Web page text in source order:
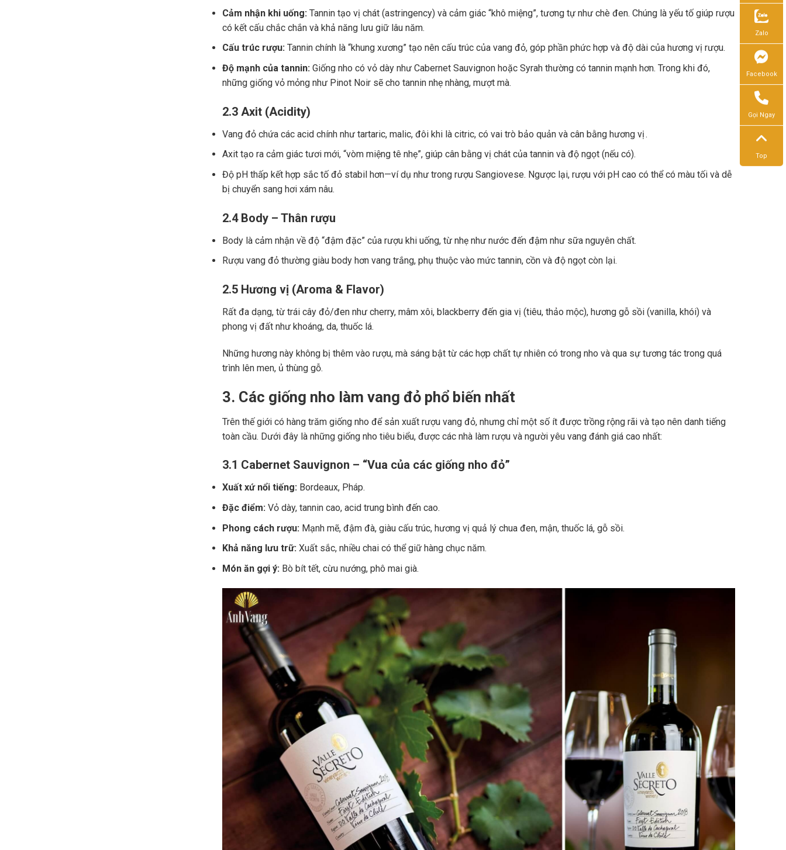
Cảm nhận khi uống:Tannin tạo vị chát (astringency) và cảm giác “khô miệng”, tương tự như chè đen. Chúng là yếu tố giúp rượu
có kết cấu chắc chắn và khả năng lưu giữ lâu năm.
Cấu trúc rượu:Tannin chính là “khung xương” tạo nên cấu trúc của vang đỏ, góp phần phức hợp và độ dài của hương vị rượu.
Độ mạnh của tannin:Giống nho có vỏ dày như Cabernet Sauvignon hoặc Syrah thường có tannin mạnh hơn. Trong khi đó,
những giống vỏ mỏng như Pinot Noir sẽ cho tannin nhẹ nhàng, mượt mà.
2.3 Axit (Acidity)
Vang đỏ chứa các acid chính như tartaric, malic, đôi khi là citric, có vai trò bảo quản và cân bằng hương vị .
Axit tạo ra cảm giác tươi mới, “vòm miệng tê nhẹ”, giúp cân bằng vị chát của tannin và độ ngọt (nếu có).
Độ pH thấp kết hợp sắc tố đỏ stabil hơn—ví dụ như trong rượu Sangiovese. Ngược lại, rượu với pH cao có thể có màu tối và dễ
bị chuyển sang hơi xám nâu.
2.4 Body – Thân rượu
Body là cảm nhận về độ “đậm đặc” của rượu khi uống, từ nhẹ như nước đến đậm như sữa nguyên chất.
Rượu vang đỏ thường giàu body hơn vang trắng, phụ thuộc vào mức tannin, cồn và độ ngọt còn lại.
2.5 Hương vị (Aroma & Flavor)
Rất đa dạng, từ trái cây đỏ/đen như cherry, mâm xôi, blackberry đến gia vị (tiêu, thảo mộc), hương gỗ sồi (vanilla, khói) và
phong vị đất như khoáng, da, thuốc lá.
Những hương này không bị thêm vào rượu, mà sáng bật từ các hợp chất tự nhiên có trong nho và qua sự tương tác trong quá
trình lên men, ủ thùng gỗ.
3. Các giống nho làm vang đỏ phổ biến nhất
Trên thế giới có hàng trăm giống nho để sản xuất rượu vang đỏ, nhưng chỉ một số ít được trồng rộng rãi và tạo nên danh tiếng
toàn cầu. Dưới đây là những giống nho tiêu biểu, được các nhà làm rượu và người yêu vang đánh giá cao nhất:
3.1 Cabernet Sauvignon – “Vua của các giống nho đỏ”
Xuất xứ nổi tiếng:Bordeaux, Pháp.
Đặc điểm:Vỏ dày, tannin cao, acid trung bình đến cao.
Phong cách rượu: Mạnh mẽ, đậm đà, giàu cấu trúc, hương vị quả lý chua đen, mận, thuốc lá, gỗ sồi.
Khả năng lưu trữ:Xuất sắc, nhiều chai có thể giữ hàng chục năm.
Món ăn gợi ý: Bò bít tết, cừu nướng, phô mai già.
Zalo
Facebook
Gọi Ngay
Top